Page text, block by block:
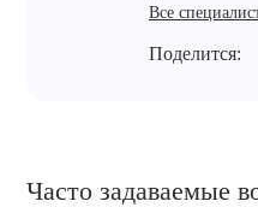
Все
Поделится:
Часто задаваемые